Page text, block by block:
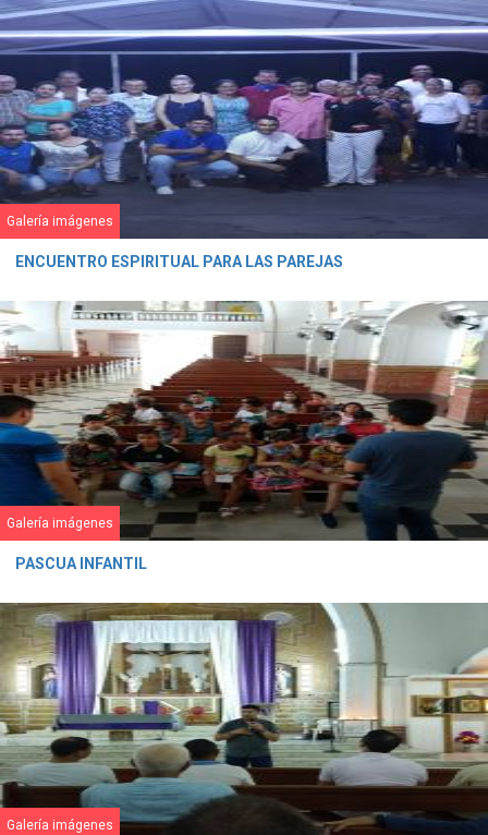
Galería imágenes
ENCUENTRO ESPIRITUAL PARA LAS PAREJAS
Galería imágenes
PASCUA INFANTIL
Galería imágenes